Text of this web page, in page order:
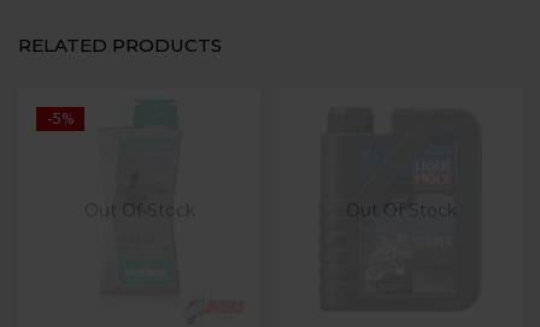
RELATED PRODUCTS
-5%
Out Of Stock Out Of Stock